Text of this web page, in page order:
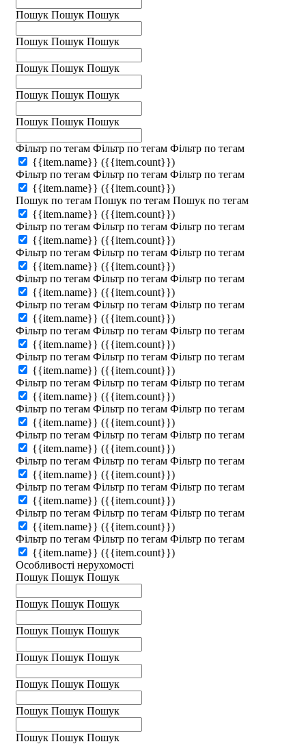
Пошук Пошук Пошук
Пошук Пошук Пошук
Пошук Пошук Пошук
Пошук Пошук Пошук
Пошук Пошук Пошук
Фільтр по тегам Фільтр по тегам Фільтр по тегам
{{item.name}} ({{item.count}})
Фільтр по тегам Фільтр по тегам Фільтр по тегам
{{item.name}} ({{item.count}})
Пошук по тегам Пошук по тегам Пошук по тегам
{{item.name}} ({{item.count}})
Фільтр по тегам Фільтр по тегам Фільтр по тегам
{{item.name}} ({{item.count}})
Фільтр по тегам Фільтр по тегам Фільтр по тегам
{{item.name}} ({{item.count}})
Фільтр по тегам Фільтр по тегам Фільтр по тегам
{{item.name}} ({{item.count}})
Фільтр по тегам Фільтр по тегам Фільтр по тегам
{{item.name}} ({{item.count}})
Фільтр по тегам Фільтр по тегам Фільтр по тегам
{{item.name}} ({{item.count}})
Фільтр по тегам Фільтр по тегам Фільтр по тегам
{{item.name}} ({{item.count}})
Фільтр по тегам Фільтр по тегам Фільтр по тегам
{{item.name}} ({{item.count}})
Фільтр по тегам Фільтр по тегам Фільтр по тегам
{{item.name}} ({{item.count}})
Фільтр по тегам Фільтр по тегам Фільтр по тегам
{{item.name}} ({{item.count}})
Фільтр по тегам Фільтр по тегам Фільтр по тегам
{{item.name}} ({{item.count}})
Фільтр по тегам Фільтр по тегам Фільтр по тегам
{{item.name}} ({{item.count}})
Фільтр по тегам Фільтр по тегам Фільтр по тегам
{{item.name}} ({{item.count}})
Фільтр по тегам Фільтр по тегам Фільтр по тегам
{{item.name}} ({{item.count}})
Особливості нерухомості
Пошук Пошук Пошук
Пошук Пошук Пошук
Пошук Пошук Пошук
Пошук Пошук Пошук
Пошук Пошук Пошук
Пошук Пошук Пошук
Пошук Пошук Пошук